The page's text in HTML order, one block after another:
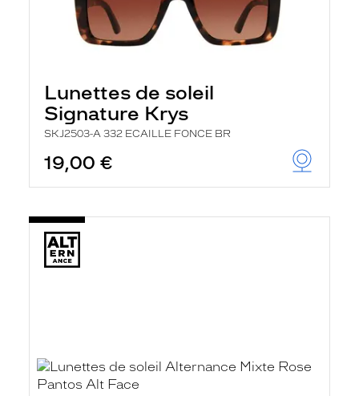
Lunettes de soleil
Signature Krys
SKJ2503-A 332 ECAILLE FONCE BR
19,00 €